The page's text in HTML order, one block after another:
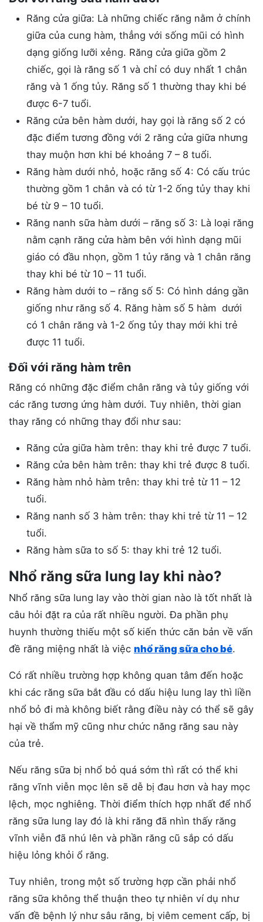
Răng cửa giữa: Là những chiếc răng nằm ở chính
giữa của cung hàm, thẳng với sống mũi có hình
dạng giống lưỡi xẻng. Răng cửa giữa gồm 2
chiếc, gọi là răng số 1 và chỉ có duy nhất 1 chân
răng và 1 ống tủy. Răng số 1 thường thay khi bé
được 6-7 tuổi.
Răng cửa bên hàm dưới, hay gọi là răng số 2 có
đặc điểm tương đồng với 2 răng cửa giữa nhưng
thay muộn hơn khi bé khoảng 7 – 8 tuổi.
Răng hàm dưới nhỏ, hoặc răng số 4: Có cấu trúc
thường gồm 1 chân và có từ 1-2 ống tủy thay khi
bé từ 9 – 10 tuổi.
Răng nanh sữa hàm dưới – răng số 3: Là loại răng
nằm cạnh răng cửa hàm bên với hình dạng mũi
giáo có đầu nhọn, gồm 1 tủy răng và 1 chân răng
thay khi bé từ 10 – 11 tuổi.
Răng hàm dưới to – răng số 5: Có hình dáng gần
giống như răng số 4. Răng hàm số 5 hàm dưới
có 1 chân răng và 1-2 ống tủy thay mới khi trẻ
được 11 tuổi.
Đối với răng hàm trên
Răng có những đặc điểm chân răng và tủy giống với
các răng tương ứng hàm dưới. Tuy nhiên, thời gian
thay răng có những thay đổi như sau:
Răng cửa giữa hàm trên: thay khi trẻ được 7 tuổi.
Răng cửa bên hàm trên: thay khi trẻ được 8 tuổi.
Răng hàm nhỏ hàm trên: thay khi trẻ từ 11 – 12
tuổi.
Răng nanh số 3 hàm trên: thay khi trẻ từ 11 – 12
tuổi.
Răng hàm sữa to số 5: thay khi trẻ 12 tuổi.
Nhổ răng sữa lung lay khi nào?
Nhổ răng sữa lung lay vào thời gian nào là tốt nhất là
câu hỏi đặt ra của rất nhiều người. Đa phần phụ
huynh thường thiếu một số kiến thức căn bản về vấn
đề răng miệng nhất là việc nhổ răng sữa cho bé.
Có rất nhiều trường hợp không quan tâm đến hoặc
khi các răng sữa bắt đầu có dấu hiệu lung lay thì liền
nhổ bỏ đi mà không biết rằng điều này có thể sẽ gây
hại về thẩm mỹ cũng như chức năng răng sau này
của trẻ.
Nếu răng sữa bị nhổ bỏ quá sớm thì rất có thể khi
răng vĩnh viễn mọc lên sẽ dễ bị đau hơn và hay mọc
lệch, mọc nghiêng. Thời điểm thích hợp nhất để nhổ
răng sữa lung lay đó là khi răng đã nhìn thấy răng
vĩnh viễn đã nhú lên và phần răng cũ sắp có dấu
hiệu lỏng khỏi ổ răng.
Tuy nhiên, trong một số trường hợp cần phải nhổ
răng sữa không thể thuận theo tự nhiên ví dụ như
vấn đề bệnh lý như sâu răng, bị viêm cement cấp, bị